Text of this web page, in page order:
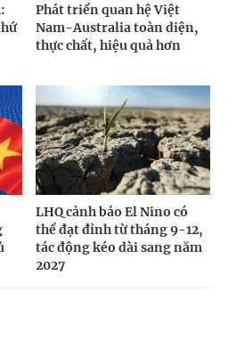
Phát triển quan hệ Việt
Nam-Australia toàn diện,
thực chất, hiệu quả hơn
LHQ cảnh báo El Nino có
thể đạt đỉnh từ tháng 9-12,
tác động kéo dài sang năm
2027